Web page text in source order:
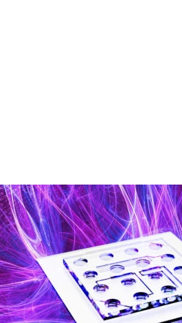
同事們告訴 Sally Epstein，他們把
三個數量級時，她的反應和任何受
檢查一下這個數字的真偽。
這個數字千真萬確， Cambridge
統的 GPU，只要 300 毫秒便能處理